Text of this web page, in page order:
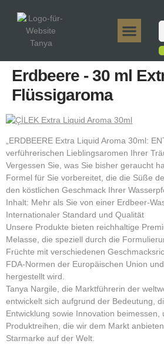
Erdbeere - 30 ml
Flüssigaroma
„ERDBEERE Extra Liquid Aroma 30ml:
verführerischen Lieblingsaromen Ihrer
Vergessen Sie, was Sie bisher geraucht
Formel für Sie vorbereitet, die die Süße
den köstlichen Geschmack Ihrer
Inhalt: Mehr als Sie von einer Erdbeer-
Internationaler Standard und Qualität
Unsere Produkte bieten reichhaltige
Melasse, die speziell durch die
Früchte mit verschiedenen
FDA-Normen der Europäischen Union
hergestellt wird.
Tanya Nargile, die Marktführerin der
entwickelt sich aufgrund der Bedeutung,
Entwicklung sowie Innovation beimessen,
Produktreihen, die wir dem Markt
Starmarke auf der Welt.